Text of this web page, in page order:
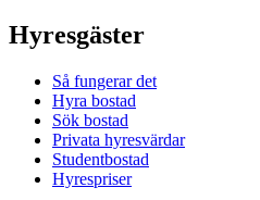
Hyresgäster
Så fungerar det
Hyra bostad
Sök bostad
Privata hyresvärdar
Studentbostad
Hyrespriser